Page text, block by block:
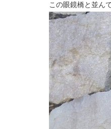
この眼鏡橋と並ん